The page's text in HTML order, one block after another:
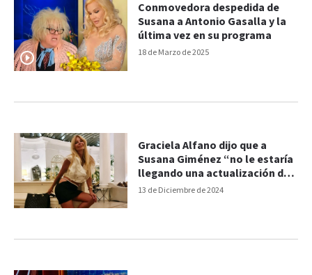
18 de Marzo de 2025
Conmovedora despedida de
Susana a Antonio Gasalla y la
última vez en su programa
13 de Diciembre de 2024
Graciela Alfano dijo que a
Susana Giménez “no le estaría
llegando una actualización de
software”